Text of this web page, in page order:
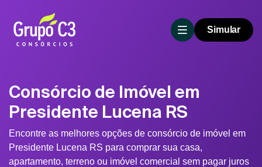
Simular
Consórcio de Imóvel em
Presidente Lucena RS
Encontre as melhores opções de consórcio de imóvel em
Presidente Lucena RS para comprar sua casa,
apartamento, terreno ou imóvel comercial sem pagar juros